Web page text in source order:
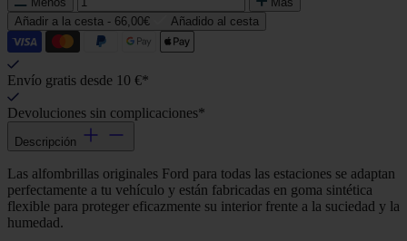
Añadir a la cesta - 66,00€ Añadido al cesta
Envío gratis desde 10 €*
Devoluciones sin complicaciones*
Descripción
Las alfombrillas originales Ford para todas las estaciones se adaptan
perfectamente a tu vehículo y están fabricadas en goma sintética
flexible para proteger eficazmente su interior frente a la suciedad y la
humedad.